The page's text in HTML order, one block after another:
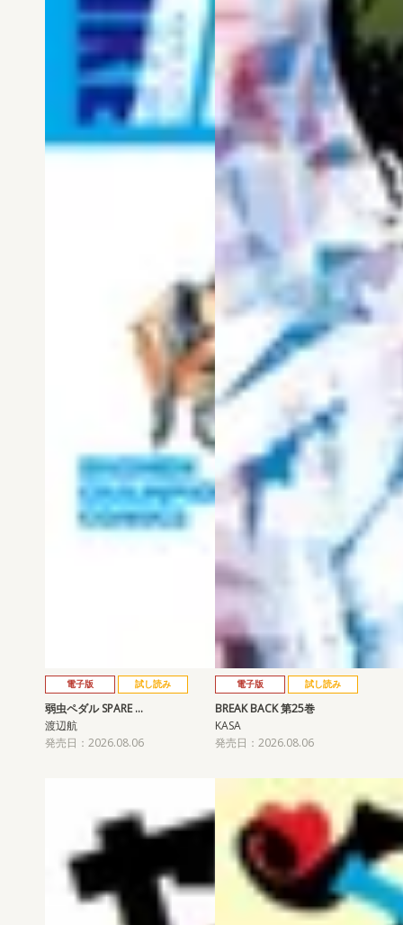
電子版 試し読み
弱虫ペダル SPARE …
渡辺航
発売日：2026.08.06
電子版 試し読み
BREAK BACK 第25巻
KASA
発売日：2026.08.06